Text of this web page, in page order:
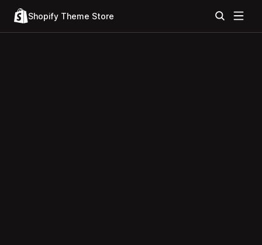
Shopify Theme Store